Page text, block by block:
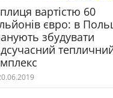
вартістю 60
євро: в
збудувати